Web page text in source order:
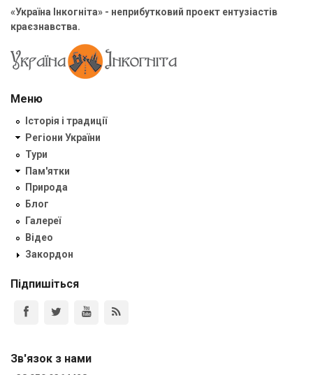
«Україна Інкогніта» - неприбутковий проект ентузіастів
краєзнавства.
Меню
Історія і традиції
Регіони України
Тури
Пам'ятки
Природа
Блог
Галереї
Відео
Закордон
Підпишіться
Зв'язок з нами